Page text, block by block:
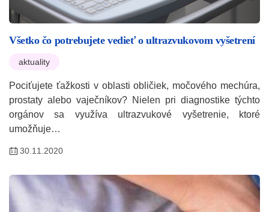
Všetko čo potrebujete vedieť o ultrazvukovom vyšetrení
aktuality
Pociťujete ťažkosti v oblasti obličiek, močového mechúra,
prostaty alebo vaječníkov? Nielen pri diagnostike týchto
orgánov sa využíva ultrazvukové vyšetrenie, ktoré
umožňuje…
30.11.2020